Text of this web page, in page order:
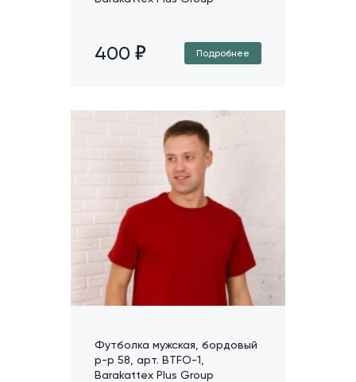
400 Подробнее
Футболка мужская, бордовый
р-р 58, арт. BTFO-1,
Barakattex Plus Group